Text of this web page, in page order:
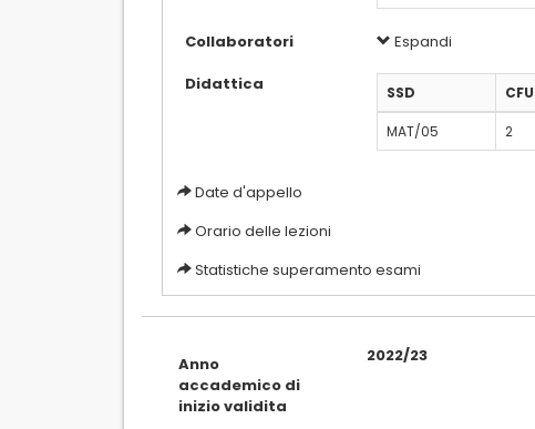
Collaboratori
Espandi
Didattica
SSD CFU
MAT/05 2
Date d'appello
Orario delle lezioni
Statistiche superamento esami
Anno
accademico di
inizio validita
2022/23